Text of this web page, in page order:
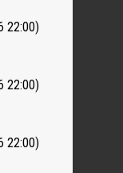
22:00)
22:00)
22:00)